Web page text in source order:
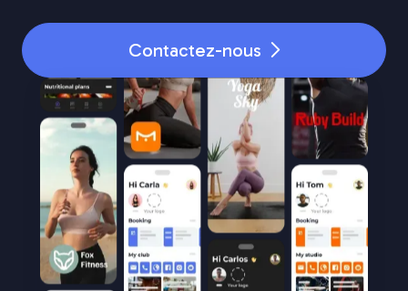
Contactez-nous 